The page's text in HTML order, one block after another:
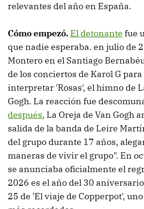
relevantes del año en España.
Cómo empezó. El detonante fue
que nadie esperaba. en julio de
Montero en el Santiago
de los conciertos de Karol G para
interpretar 'Rosas', el himno de
Gogh. La reacción fue
después, La Oreja de Van Gogh
salida de la banda de Leire
del grupo durante 17 años,
maneras de vivir el grupo". En
se anunciaba oficialmente el
2026 es el año del 30
25 de 'El viaje de Copperpot',